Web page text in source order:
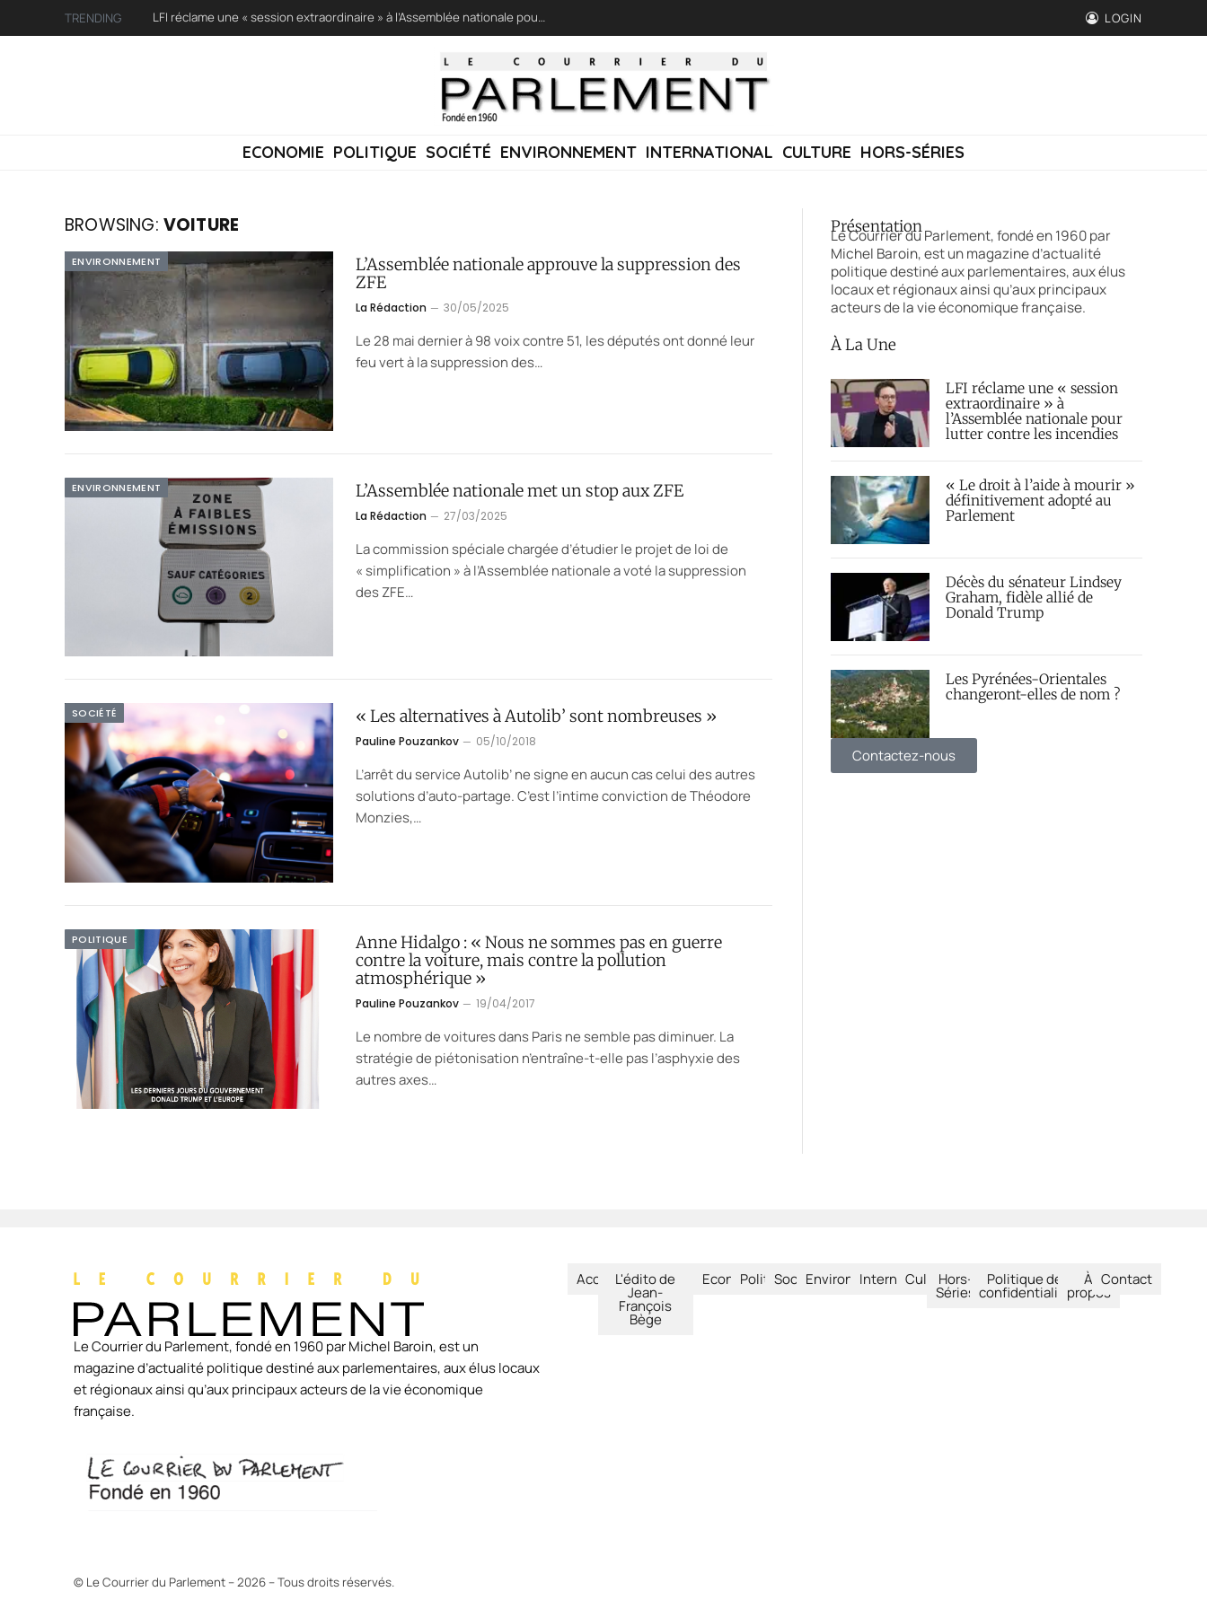
TRENDING LFI réclame une « session extraordinaire » à l’Assemblée nationale pour lutter contre les incendies LOGIN
ECONOMIE POLITIQUE SOCIÉTÉ ENVIRONNEMENT INTERNATIONAL CULTURE HORS-SÉRIES
BROWSING: VOITURE
ENVIRONNEMENT
L’Assemblée nationale approuve la suppression des
ZFE
La Rédaction 30/05/2025
Le 28 mai dernier à 98 voix contre 51, les députés ont donné leur
feu vert à la suppression des…
ENVIRONNEMENT L’Assemblée nationale met un stop aux ZFE
La Rédaction 27/03/2025
La commission spéciale chargée d’étudier le projet de loi de
« simplification » à l’Assemblée nationale a voté la suppression
des ZFE…
SOCIÉTÉ « Les alternatives à Autolib’ sont nombreuses »
Pauline Pouzankov 05/10/2018
L’arrêt du service Autolib’ ne signe en aucun cas celui des autres
solutions d’auto-partage. C’est l’intime conviction de Théodore
Monzies,…
POLITIQUE
Anne Hidalgo : « Nous ne sommes pas en guerre
contre la voiture, mais contre la pollution
atmosphérique »
Pauline Pouzankov 19/04/2017
Le nombre de voitures dans Paris ne semble pas diminuer. La
stratégie de piétonisation n’entraîne-t-elle pas l’asphyxie des
autres axes…
Présentation
Le Courrier du Parlement, fondé en 1960 par
Michel Baroin, est un magazine d’actualité
politique destiné aux parlementaires, aux élus
locaux et régionaux ainsi qu’aux principaux
acteurs de la vie économique française.
À La Une
LFI réclame une « session
extraordinaire » à
l’Assemblée nationale pour
lutter contre les incendies
« Le droit à l’aide à mourir »
définitivement adopté au
Parlement
Décès du sénateur Lindsey
Graham, fidèle allié de
Donald Trump
Les Pyrénées-Orientales
changeront-elles de nom ?
Contactez-nous
Le Courrier du Parlement, fondé en 1960 par Michel Baroin, est un
magazine d’actualité politique destiné aux parlementaires, aux élus locaux
et régionaux ainsi qu’aux principaux acteurs de la vie économique
française.
AccueilL'édito de
Jean-
François
Bège
EconomiePolitiqueSociétéEnvironnementInternational
CultureHors-
Séries
Politique de
confidentialité
À
propos
Contact
© Le Courrier du Parlement – 2026 – Tous droits réservés.